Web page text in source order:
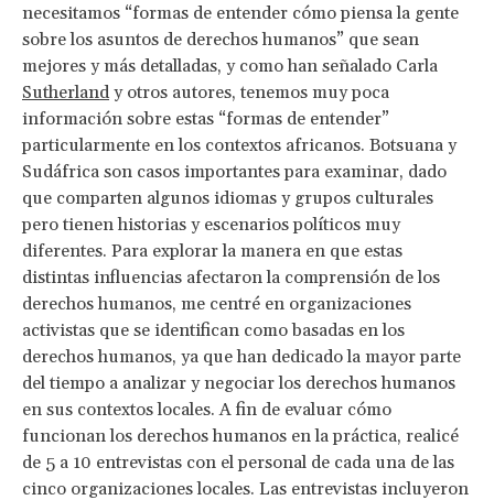
necesitamos “formas de entender cómo piensa la gente
sobre los asuntos de derechos humanos” que sean
mejores y más detalladas, y como han señalado Carla
Sutherland y otros autores, tenemos muy poca
información sobre estas “formas de entender”
particularmente en los contextos africanos. Botsuana y
Sudáfrica son casos importantes para examinar, dado
que comparten algunos idiomas y grupos culturales
pero tienen historias y escenarios políticos muy
diferentes. Para explorar la manera en que estas
distintas influencias afectaron la comprensión de los
derechos humanos, me centré en organizaciones
activistas que se identifican como basadas en los
derechos humanos, ya que han dedicado la mayor parte
del tiempo a analizar y negociar los derechos humanos
en sus contextos locales. A fin de evaluar cómo
funcionan los derechos humanos en la práctica, realicé
de 5 a 10 entrevistas con el personal de cada una de las
cinco organizaciones locales. Las entrevistas incluyeron